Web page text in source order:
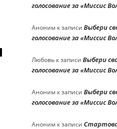
голосование за «Миссис
Аноним к записи Выбери
голосование за «Миссис
Любовь к записи Выбери
голосование за «Миссис
Аноним к записи Выбери
голосование за «Миссис
Аноним к записи